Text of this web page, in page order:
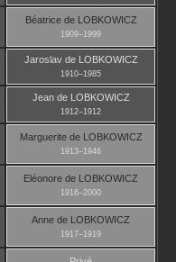
Béatricede LOBKOWICZ
1909–1999
Jaroslavde LOBKOWICZ
1910–1985
Jeande LOBKOWICZ
1912–1912
Margueritede LOBKOWICZ
1913–1946
Eléonore de LOBKOWICZ
1916–2000
Anne de LOBKOWICZ
1917–1919